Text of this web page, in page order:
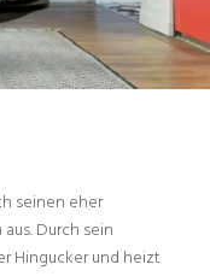
seinen eher
Durch sein
Hingucker und heizt